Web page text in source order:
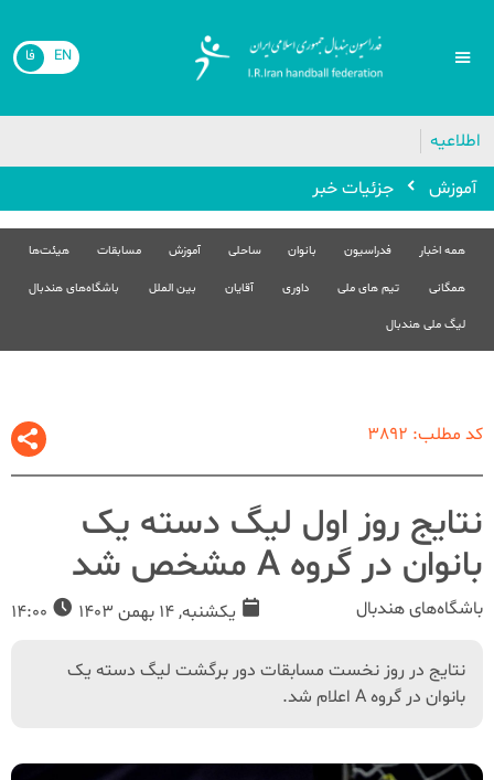
EN فا
اطلاعیه
🔴
آموزش
جزئیات خبر
همه اخبار فدراسیون بانوان ساحلی آموزش مسابقات هیئت‌ها
همگانی تیم های ملی داوری آقایان بین الملل باشگاه‌های هندبال
لیگ ملی هندبال
کد مطلب: 3892
نتایج روز اول لیگ دسته یک
بانوان در گروه A مشخص شد
باشگاه‌های هندبال یکشنبه, 14 بهمن 1403
نتایج در روز نخست مسابقات دور برگشت لیگ دسته یک
بانوان در گروه A اعلام شد.